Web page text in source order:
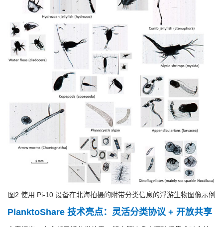
图2 使用 Pi-10 设备在北海拍摄的附带分类信息的浮游生物图像示例
PlanktoShare 技术亮点：灵活分类协议 + 开放共享